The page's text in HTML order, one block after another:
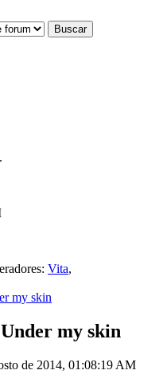
.
Vita,
my skin
my skin
de 2014, 01:08:19 AM